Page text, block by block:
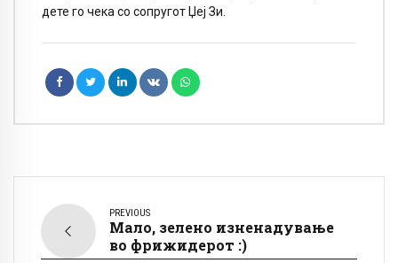
дете го чека со сопругот Џеј Зи.
PREVIOUS
Мало, зелено изненадување
во фрижидерот :)